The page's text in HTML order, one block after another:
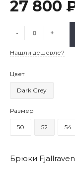
27 800
- +
Нашли дешевле?
Цвет
Dark Grey
Размер
50 52 54
Брюки